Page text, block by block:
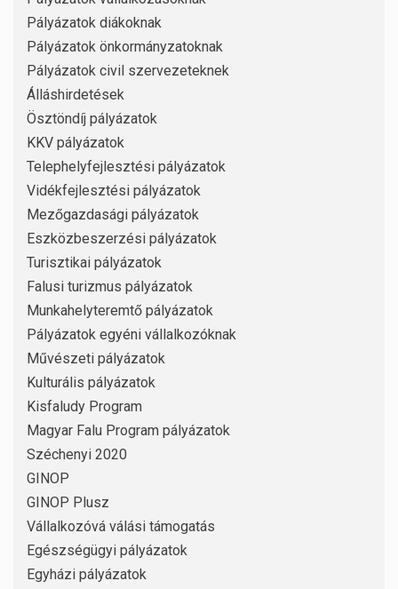
Pályázatok diákoknak
Pályázatok önkormányzatoknak
Pályázatok civil szervezeteknek
Álláshirdetések
Ösztöndíj pályázatok
KKV pályázatok
Telephelyfejlesztési pályázatok
Vidékfejlesztési pályázatok
Mezőgazdasági pályázatok
Eszközbeszerzési pályázatok
Turisztikai pályázatok
Falusi turizmus pályázatok
Munkahelyteremtő pályázatok
Pályázatok egyéni vállalkozóknak
Művészeti pályázatok
Kulturális pályázatok
Kisfaludy Program
Magyar Falu Program pályázatok
Széchenyi 2020
GINOP
GINOP Plusz
Vállalkozóvá válási támogatás
Egészségügyi pályázatok
Egyházi pályázatok